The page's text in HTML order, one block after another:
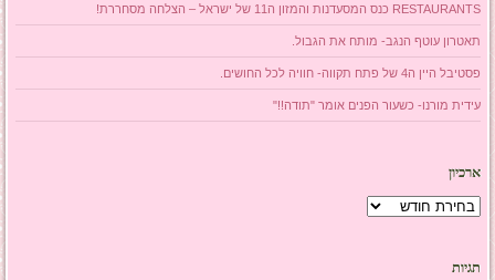
RESTAURANTS כנס המסעדנות והמזון ה11 של ישראל – הצלחה מסחררת!
תאטרון עוטף הנגב- מותח את הגבול.
פסטיבל היין ה4 של פתח תקווה- חוויה לכל החושים.
עידית מורנו- כשעור הפנים אומר "תודה!!"
ארכיון
ארכיון
תגיות